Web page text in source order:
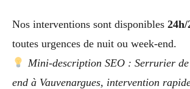
Nos interventions sont disponibles
toutes urgences de nuit ou week-end.
Mini-description SEO : Serrurier
end à Vauvenargues, intervention